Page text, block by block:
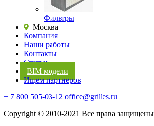
Фильтры
Москва
Компания
Наши работы
Контакты
Статьи
BIM модели
Ищем партнеров
+ 7 800 505-03-12 office@grilles.ru
Copyright © 2010-2021 Все права защищены